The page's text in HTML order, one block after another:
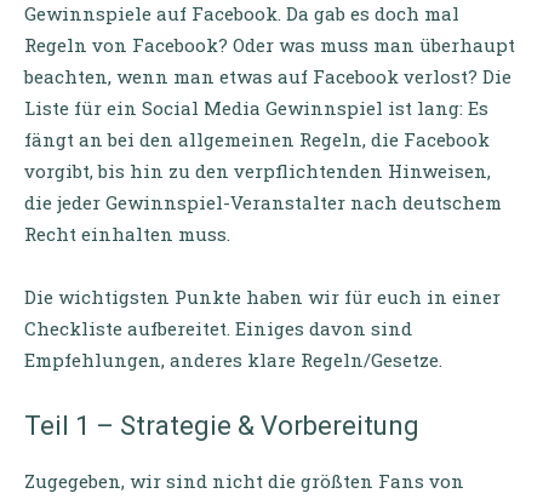
Gewinnspiele auf Facebook. Da gab es doch mal
Regeln von Facebook? Oder was muss man überhaupt
beachten, wenn man etwas auf Facebook verlost? Die
Liste für ein Social Media Gewinnspiel ist lang: Es
fängt an bei den allgemeinen Regeln, die Facebook
vorgibt, bis hin zu den verpflichtenden Hinweisen,
die jeder Gewinnspiel-Veranstalter nach deutschem
Recht einhalten muss.
Die wichtigsten Punkte haben wir für euch in einer
Checkliste aufbereitet. Einiges davon sind
Empfehlungen, anderes klare Regeln/Gesetze.
Teil 1 – Strategie & Vorbereitung
Zugegeben, wir sind nicht die größten Fans von